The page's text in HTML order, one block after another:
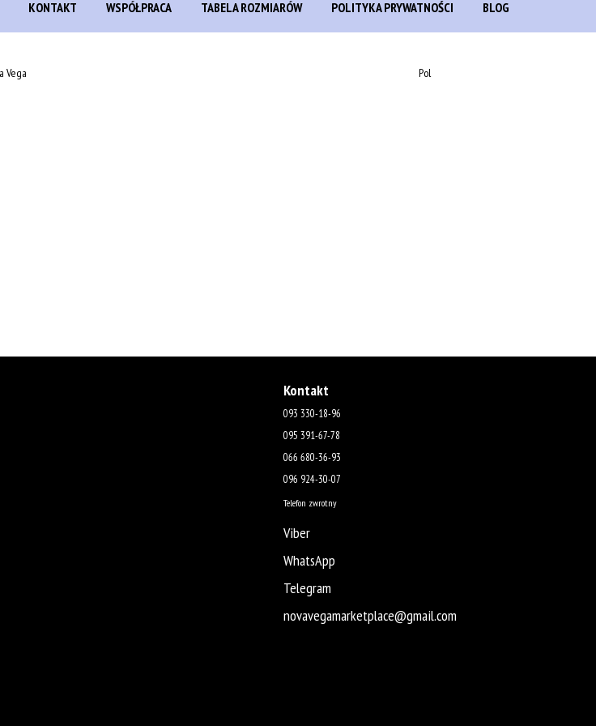
KONTAKT WSPÓŁPRACA TABELA ROZMIARÓW POLITYKA PRYWATNOŚCI
BLOG
Pol
Kontakt
093 330-18-96
095 391-67-78
066 680-36-93
096 924-30-07
Telefon zwrotny
Viber
WhatsApp
Telegram
novavegamarketplace@gmail.com